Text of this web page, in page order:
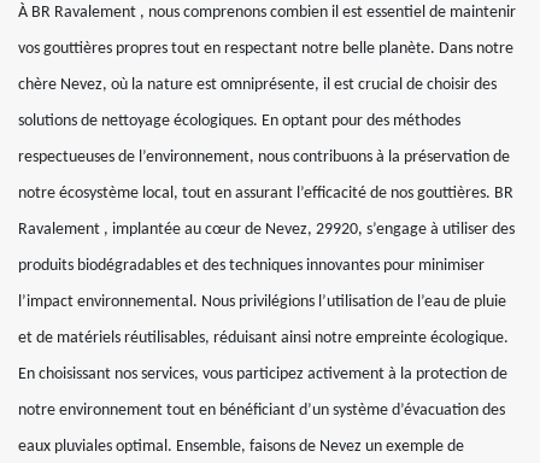
À BR Ravalement , nous comprenons combien il est essentiel de maintenir
vos gouttières propres tout en respectant notre belle planète. Dans notre
chère Nevez, où la nature est omniprésente, il est crucial de choisir des
solutions de nettoyage écologiques. En optant pour des méthodes
respectueuses de l’environnement, nous contribuons à la préservation de
notre écosystème local, tout en assurant l’efficacité de nos gouttières. BR
Ravalement , implantée au cœur de Nevez, 29920, s’engage à utiliser des
produits biodégradables et des techniques innovantes pour minimiser
l’impact environnemental. Nous privilégions l’utilisation de l’eau de pluie
et de matériels réutilisables, réduisant ainsi notre empreinte écologique.
En choisissant nos services, vous participez activement à la protection de
notre environnement tout en bénéficiant d’un système d’évacuation des
eaux pluviales optimal. Ensemble, faisons de Nevez un exemple de